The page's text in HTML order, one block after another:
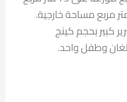
داخلية و 92 متر مربع مساحة خارجية.
كبير بحجم كينج
وطفل واحد.